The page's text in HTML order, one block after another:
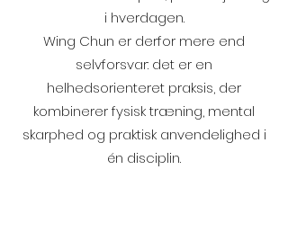
i hverdagen.
Wing Chun er derfor mere end
selvforsvar: det er en
helhedsorienteret praksis, der
kombinerer fysisk træning, mental
skarphed og praktisk anvendelighed i
én disciplin.